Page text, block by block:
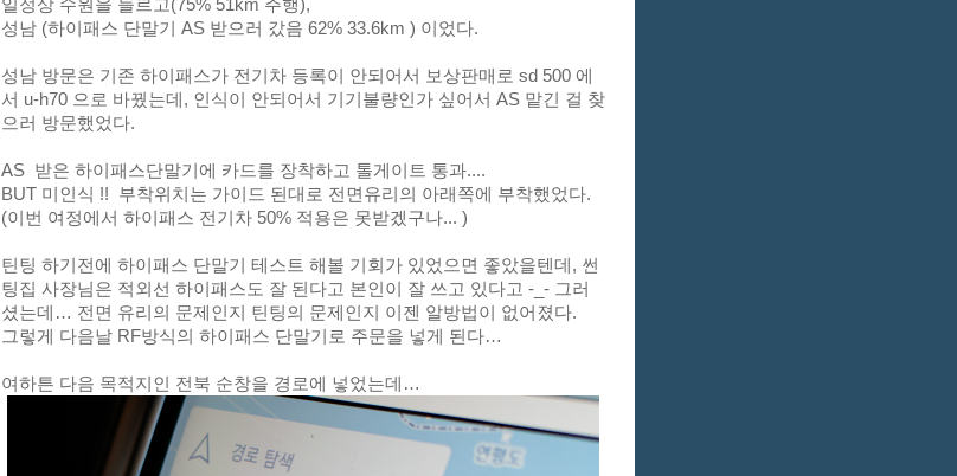
일정상 수원을 들르고(75% 51km 주행),
성남 (하이패스 단말기 AS 받으러 갔음 62% 33.6km ) 이었다.
성남 방문은 기존 하이패스가 전기차 등록이 안되어서 보상판매로 sd 500 에
서 u-h70 으로 바꿨는데, 인식이 안되어서 기기불량인가 싶어서 AS 맡긴 걸 찾
으러 방문했었다.
AS  받은 하이패스단말기에 카드를 장착하고 톨게이트 통과....
BUT 미인식 !!  부착위치는 가이드 된대로 전면유리의 아래쪽에 부착했었다.
(이번 여정에서 하이패스 전기차 50% 적용은 못받겠구나... )
틴팅 하기전에 하이패스 단말기 테스트 해볼 기회가 있었으면 좋았을텐데, 썬
팅집 사장님은 적외선 하이패스도 잘 된다고 본인이 잘 쓰고 있다고 -_- 그러
셨는데… 전면 유리의 문제인지 틴팅의 문제인지 이젠 알방법이 없어졌다.
그렇게 다음날 RF방식의 하이패스 단말기로 주문을 넣게 된다…
여하튼 다음 목적지인 전북 순창을 경로에 넣었는데…